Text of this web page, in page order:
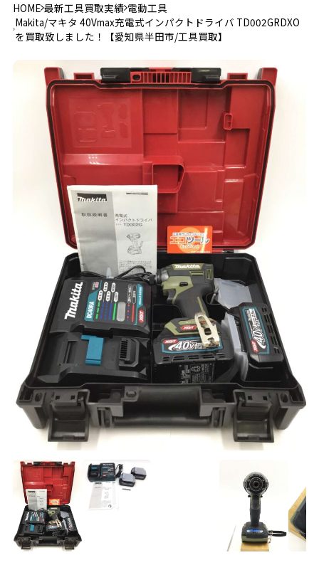
HOME 最新工具買取実績 電動工具
Makita/マキタ 40Vmax充電式インパクトドライバ TD002GRDXO
を買取致しました！【愛知県半田市/工具買取】